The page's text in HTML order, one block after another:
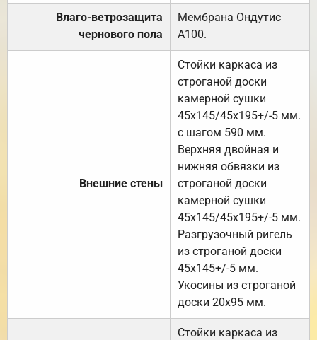
Влаго-ветрозащита
чернового пола
Мембрана Ондутис
А100.
Внешние стены
Стойки каркаса из
строганой доски
камерной сушки
45х145/45х195+/-5 мм.
с шагом 590 мм.
Верхняя двойная и
нижняя обвязки из
строганой доски
камерной сушки
45х145/45х195+/-5 мм.
Разгрузочный ригель
из строганой доски
45х145+/-5 мм.
Укосины из строганой
доски 20х95 мм.
Стойки каркаса из